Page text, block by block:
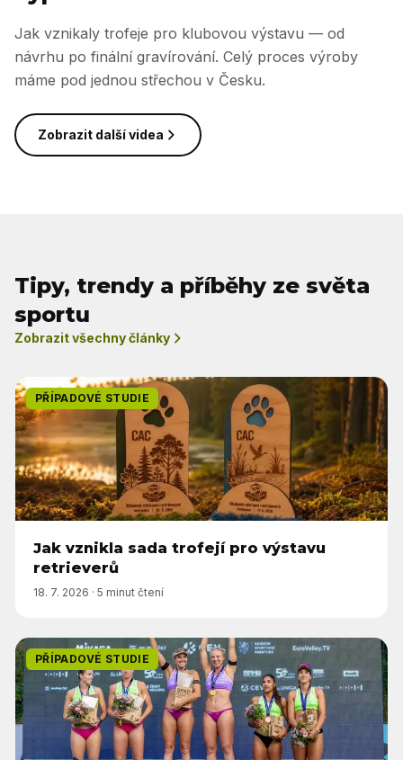
Jak vznikaly trofeje pro klubovou výstavu — od
návrhu po finální gravírování. Celý proces výroby
máme pod jednou střechou v Česku.
Zobrazit další videa
Tipy, trendy a příběhy ze světa
sportu
Zobrazit všechny články
PŘÍPADOVÉ STUDIE
Jak vznikla sada trofejí pro výstavu
retrieverů
18. 7. 2026 · 5 minut čtení
PŘÍPADOVÉ STUDIE